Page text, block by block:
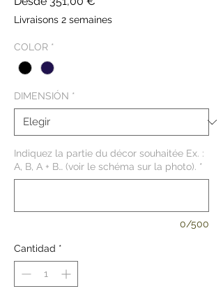
de
oferta
Livraisons 2 semaines
COLOR *
DIMENSIÓN *
Indiquez la partie du décor souhaitée Ex. :
A, B, A + B… (voir le schéma sur la photo). *
0/500
Cantidad *